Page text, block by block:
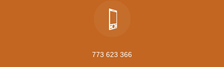
773 623 366